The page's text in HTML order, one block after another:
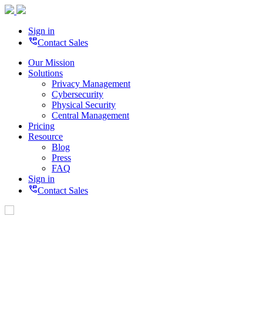
Sign in
perm_phone_msgContact Sales
Our Mission
Solutions
Privacy Management
Cybersecurity
Physical Security
Central Management
Pricing
Resource
Blog
Press
FAQ
Sign in
perm_phone_msgContact Sales